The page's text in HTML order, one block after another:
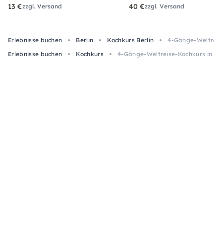
13 €zzgl. Versand 40 €zzgl. Versand
Erlebnisse buchen Berlin Kochkurs Berlin
4-Gänge-
Erlebnisse buchen
Kochkurs 4-Gänge-Weltreise-Kochkurs in